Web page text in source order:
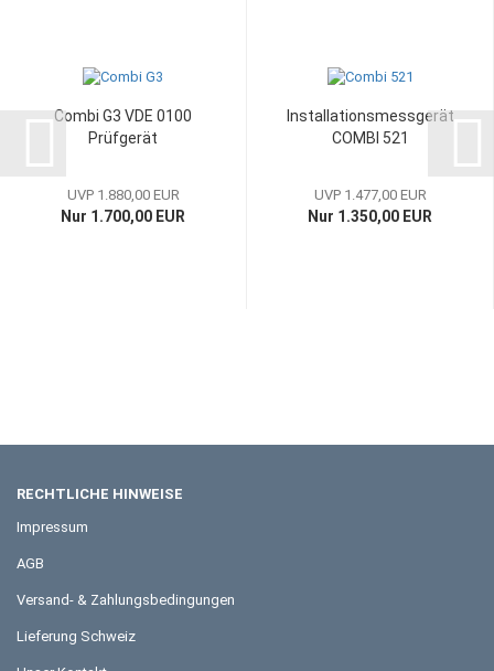
Combi G3 VDE 0100
Prüfgerät
UVP 1.880,00 EUR
Nur 1.700,00 EUR
Installationsmessgerät
COMBI 521
UVP 1.477,00 EUR
Nur 1.350,00 EUR
RECHTLICHE HINWEISE
Impressum
AGB
Versand- & Zahlungsbedingungen
Lieferung Schweiz